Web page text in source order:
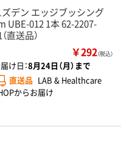
ズデン エッジブッシング
UBE-012 1本 62-2207-
直送品）
￥292（税込）
け日：8月24日（月）まで
直送品 LAB & Healthcare
からお届け